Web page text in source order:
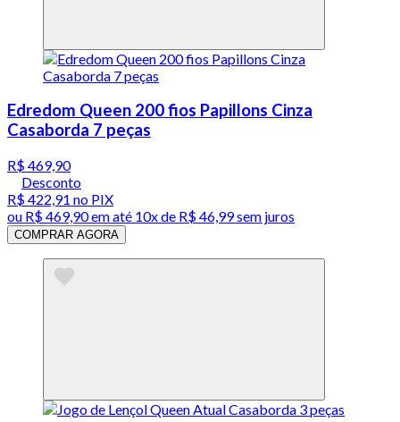
Edredom Queen 200 fios Papillons Cinza
Casaborda 7 peças
R$ 469,90
Desconto
R$ 422,91 no PIX
ou R$ 469,90em até 10x de R$ 46,99 sem juros
COMPRAR AGORA